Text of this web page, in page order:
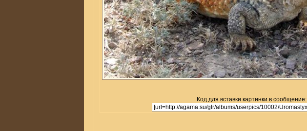
Код для вставки картинки в сообщение: